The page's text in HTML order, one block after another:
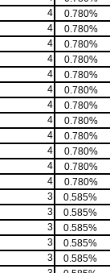
4
0.780%
4
0.780%
4
0.780%
4
0.780%
4
0.780%
4
0.780%
4
0.780%
4
0.780%
4
0.780%
4
0.780%
4
0.780%
4
0.780%
3
0.585%
3
0.585%
3
0.585%
3
0.585%
3
0.585%